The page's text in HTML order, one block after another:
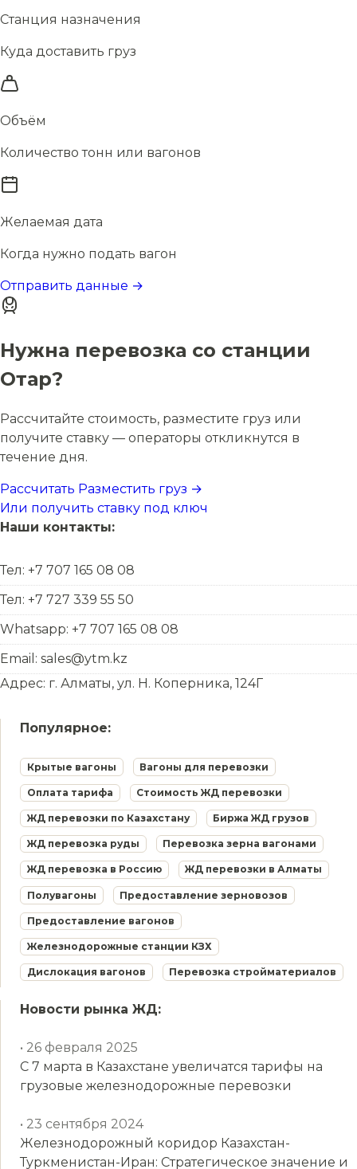
Станция назначения
Куда доставить груз
Объём
Количество тонн или вагонов
Желаемая дата
Когда нужно подать вагон
Отправить данные →
Нужна перевозка со станции
Отар?
Рассчитайте стоимость, разместите груз или
получите ставку — операторы откликнутся в
течение дня.
Рассчитать Разместить груз →
Или получить ставку под ключ
Наши контакты:
Тел: +7 707 165 08 08
Тел: +7 727 339 55 50
Whatsapp: +7 707 165 08 08
Email: sales@ytm.kz
Адрес: г. Алматы, ул. Н. Коперника, 124Г
Популярное:
Крытые вагоны Вагоны для перевозки
Оплата тарифа Стоимость ЖД перевозки
ЖД перевозки по Казахстану Биржа ЖД грузов
ЖД перевозка руды Перевозка зерна вагонами
ЖД перевозка в Россию ЖД перевозки в Алматы
Полувагоны Предоставление зерновозов
Предоставление вагонов
Железнодорожные станции КЗХ
Дислокация вагонов Перевозка стройматериалов
Новости рынка ЖД:
• 26 февраля 2025
С 7 марта в Казахстане увеличатся тарифы на
грузовые железнодорожные перевозки
• 23 сентября 2024
Железнодорожный коридор Казахстан-
Туркменистан-Иран: Стратегическое значение и